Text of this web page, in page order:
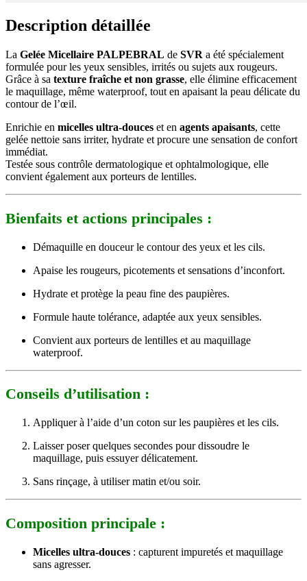
Description détaillée
La Gelée Micellaire PALPEBRAL de SVR a été spécialement
formulée pour les yeux sensibles, irrités ou sujets aux rougeurs.
Grâce à sa texture fraîche et non grasse, elle élimine efficacement
le maquillage, même waterproof, tout en apaisant la peau délicate du
contour de l’œil.
Enrichie en micelles ultra-douces et en agents apaisants, cette
gelée nettoie sans irriter, hydrate et procure une sensation de confort
immédiat.
Testée sous contrôle dermatologique et ophtalmologique, elle
convient également aux porteurs de lentilles.
Bienfaits et actions principales :
Démaquille en douceur le contour des yeux et les cils.
Apaise les rougeurs, picotements et sensations d’inconfort.
Hydrate et protège la peau fine des paupières.
Formule haute tolérance, adaptée aux yeux sensibles.
Convient aux porteurs de lentilles et au maquillage
waterproof.
Conseils d’utilisation :
Appliquer à l’aide d’un coton sur les paupières et les cils.
Laisser poser quelques secondes pour dissoudre le
maquillage, puis essuyer délicatement.
Sans rinçage, à utiliser matin et/ou soir.
Composition principale :
Micelles ultra-douces : capturent impuretés et maquillage
sans agresser.